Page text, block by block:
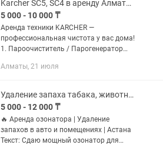
Karcher SC5, SC4 в аренду Алматы Доставка бесплатно
5 000 - 10 000 ₸
Аренда техники KARCHER —
профессиональная чистота у вас дома!
1. Пароочиститель / Парогенератор
бактерии — идеально для кухни,
Алматы, 21 июля
Удаление запаха табака, животных, сырости Озонатор в аренду Астана
5 000 - 12 000 ₸
🔥 Аренда озонатора | Удаление
запахов в авто и помещениях | Астана
Текст: Сдаю мощный озонатор для